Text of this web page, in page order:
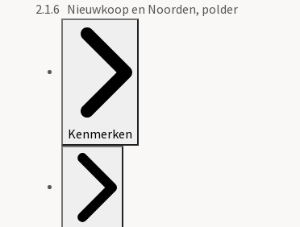
2.1.6 Nieuwkoop en Noorden, polder
Kenmerken